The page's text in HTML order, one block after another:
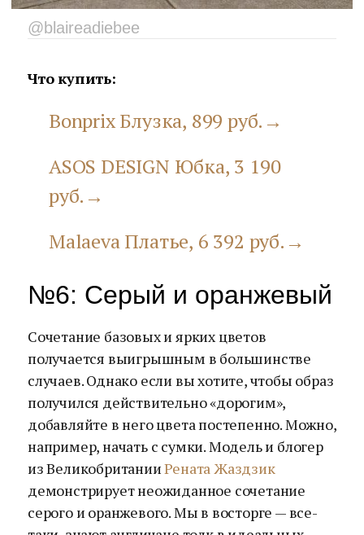
@blaireadiebee
Что купить:
Bonprix Блузка, 899 руб.→
ASOS DESIGN Юбка, 3 190
руб.→
Malaeva Платье, 6 392 руб.→
№6: Серый и оранжевый
Сочетание базовых и ярких цветов
получается выигрышным в большинстве
случаев. Однако если вы хотите, чтобы образ
получился действительно «дорогим»,
добавляйте в него цвета постепенно. Можно,
например, начать с сумки. Модель и блогер
из ВеликобританииРената Жаздзик
демонстрирует неожиданное сочетание
серого и оранжевого. Мы в восторге — все-